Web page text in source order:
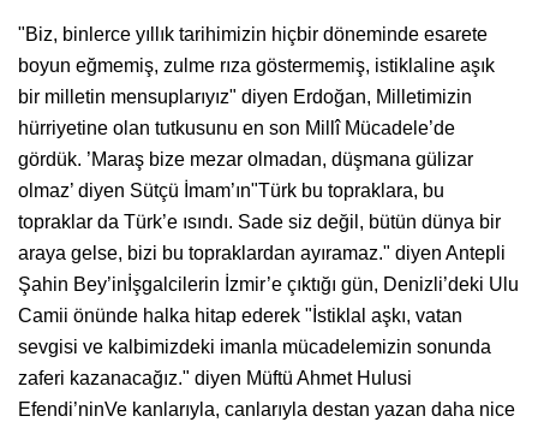
"Biz, binlerce yıllık tarihimizin hiçbir döneminde esarete
boyun eğmemiş, zulme rıza göstermemiş, istiklaline aşık
bir milletin mensuplarıyız" diyen Erdoğan, Milletimizin
hürriyetine olan tutkusunu en son Millî Mücadele’de
gördük. ’Maraş bize mezar olmadan, düşmana gülizar
olmaz’ diyen Sütçü İmam’ın"Türk bu topraklara, bu
topraklar da Türk’e ısındı. Sade siz değil, bütün dünya bir
araya gelse, bizi bu topraklardan ayıramaz." diyen Antepli
Şahin Bey’inİşgalcilerin İzmir’e çıktığı gün, Denizli’deki Ulu
Camii önünde halka hitap ederek "İstiklal aşkı, vatan
sevgisi ve kalbimizdeki imanla mücadelemizin sonunda
zaferi kazanacağız." diyen Müftü Ahmet Hulusi
Efendi’ninVe kanlarıyla, canlarıyla destan yazan daha nice